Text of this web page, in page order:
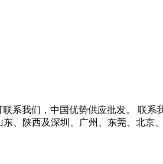
联系我们，中国优势供应批发。 联系
、陕西及深圳、广州、东莞、北京